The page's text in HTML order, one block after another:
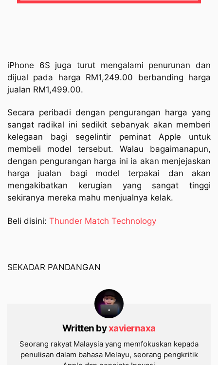
iPhone 6S juga turut mengalami penurunan dan
dijual pada harga RM1,249.00 berbanding harga
jualan RM1,499.00.
Secara peribadi dengan pengurangan harga yang
sangat radikal ini sedikit sebanyak akan memberi
kelegaan bagi segelintir peminat Apple untuk
membeli model tersebut. Walau bagaimanapun,
dengan pengurangan harga ini ia akan menjejaskan
harga jualan bagi model terpakai dan akan
mengakibatkan kerugian yang sangat tinggi
sekiranya mereka mahu menjualnya kelak.
Beli disini: Thunder Match Technology
SEKADAR PANDANGAN
Written byxaviernaxa
Seorang rakyat Malaysia yang memfokuskan kepada
penulisan dalam bahasa Melayu, seorang pengkritik